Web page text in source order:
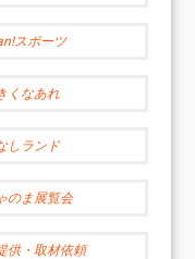
スポーツ
くなあれ
しランド
のま展覧会
供・取材依頼